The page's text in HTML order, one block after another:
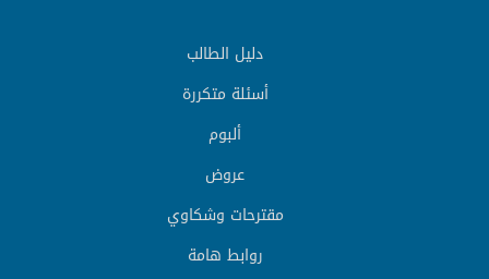
دليل الطالب
أسئلة متكررة
ألبوم
عروض
مقترحات وشكاوي
روابط هامة